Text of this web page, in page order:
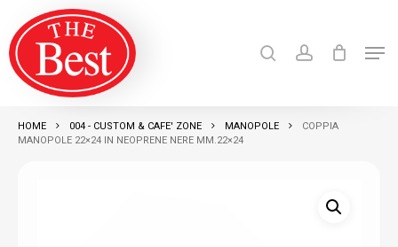
main
content
Products
search
HOME 004 - CUSTOM & CAFE' ZONE MANOPOLE
COPPIA
MANOPOLE 22×24 IN NEOPRENE NERE MM.22×24
Close